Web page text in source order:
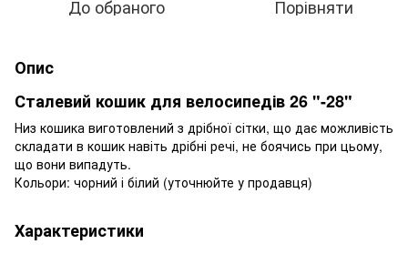
До обраного Порівняти
Опис
Сталевий кошик для велосипедів 26 "-28"
Низ кошика виготовлений з дрібної сітки, що дає можливість
складати в кошик навіть дрібні речі, не боячись при цьому,
що вони випадуть.
Кольори: чорний і білий (уточнюйте у продавця)
Характеристики